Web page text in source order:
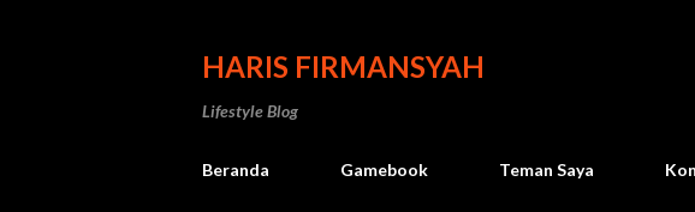
HARIS FIRMANSYAH
Lifestyle Blog
Beranda Gamebook Teman Saya